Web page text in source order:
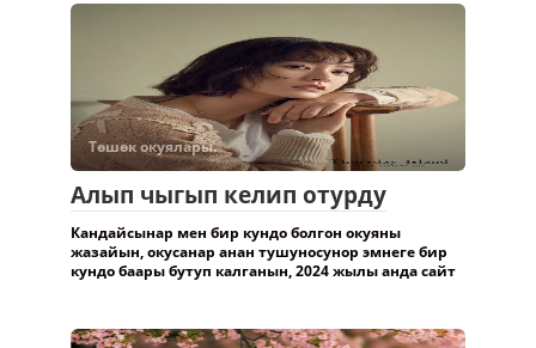
Төшөк окуялары.
Алып чыгып келип отурду
Кандайсынар мен бир кундо болгон окуяны
жазайын, окусанар анан тушуносунор эмнеге бир
кундо баары бутуп калганын, 2024 жылы анда сайт